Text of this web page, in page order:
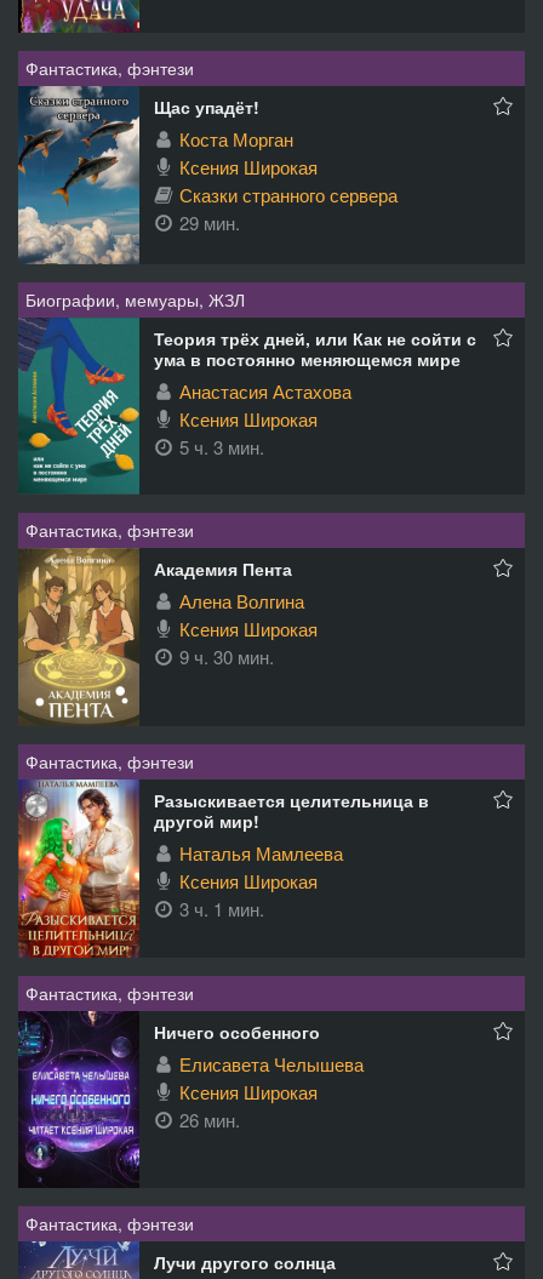
Фантастика, фэнтези
Щас упадёт!
Коста Морган
Ксения Широкая
Сказки странного сервера
29 мин.
Биографии, мемуары, ЖЗЛ
Теория трёх дней, или Как не сойти с
ума в постоянно меняющемся мире
Анастасия Астахова
Ксения Широкая
5 ч. 3 мин.
Фантастика, фэнтези
Академия Пента
Алена Волгина
Ксения Широкая
9 ч. 30 мин.
Фантастика, фэнтези
Разыскивается целительница в
другой мир!
Наталья Мамлеева
Ксения Широкая
3 ч. 1 мин.
Фантастика, фэнтези
Ничего особенного
Елисавета Челышева
Ксения Широкая
26 мин.
Фантастика, фэнтези
Лучи другого солнца